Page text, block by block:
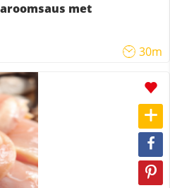
met
30m